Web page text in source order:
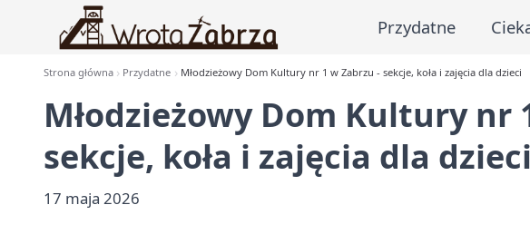
Przydatne
Strona główna Przydatne Młodzieżowy Dom Kultury nr 1 w Zabrzu - sekcje, koła i zajęcia dla dzieci
Młodzieżowy Dom Kultury nr
sekcje, koła i zajęcia dla dzieci
17 maja 2026